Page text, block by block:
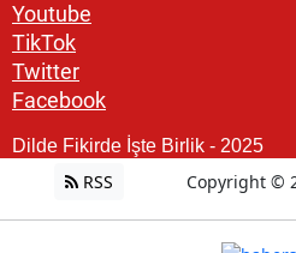
Youtube
TikTok
Twitter
Facebook
Dilde Fikirde İşte Birlik - 2025
RSS Copyright ©